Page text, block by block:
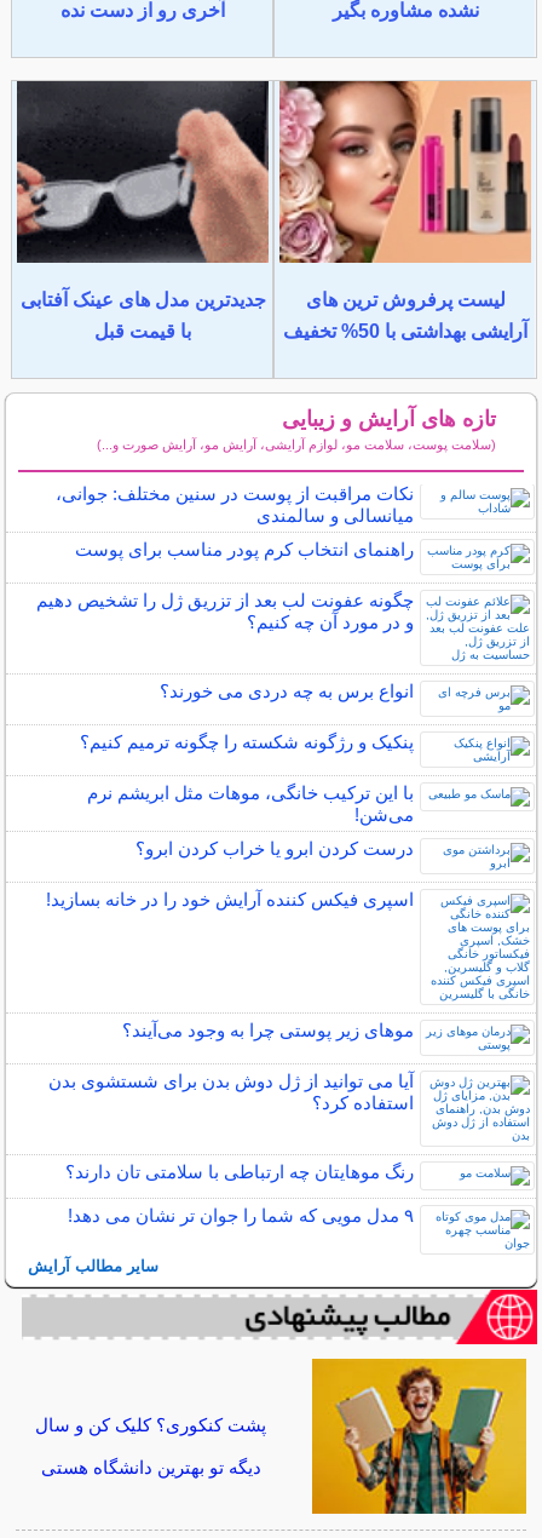
نشده مشاوره بگیر آخری رو از دست نده
لیست پرفروش ترین های
آرایشی بهداشتی با 50% تخفیف
جدیدترین مدل های عینک آفتابی
با قیمت قبل
تازه های آرایش و زیبایی
(سلامت پوست، سلامت مو، لوازم آرایشی، آرایش مو، آرایش صورت و...)
نکات مراقبت از پوست در سنین مختلف: جوانی،
میانسالی و سالمندی
راهنمای انتخاب کرم پودر مناسب برای پوست
چگونه عفونت لب بعد از تزریق ژل را تشخیص دهیم
و در مورد آن چه کنیم؟
انواع برس به چه دردی می خورند؟
پنکیک و رژگونه شکسته را چگونه ترمیم کنیم؟
با این ترکیب خانگی، موهات مثل ابریشم نرم
می‌شن!
درست کردن ابرو یا خراب کردن ابرو؟
اسپری فیکس کننده آرایش خود را در خانه بسازید!
مو‌های زیر پوستی چرا به وجود می‌آیند؟
آیا می توانید از ژل دوش بدن برای شستشوی بدن
استفاده کرد؟
رنگ موهایتان چه ارتباطی با سلامتی تان دارند؟
۹ مدل مویی که شما را جوان تر نشان می دهد!
سایر مطالب آرایش
پشت کنکوری؟ کلیک کن و سال
دیگه تو بهترین دانشگاه هستی